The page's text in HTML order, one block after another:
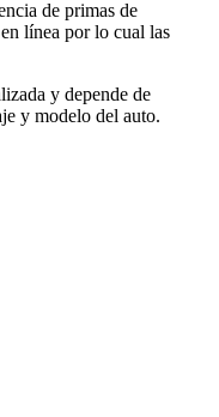
de primas de
línea por lo cual las
y depende de
y modelo del auto.